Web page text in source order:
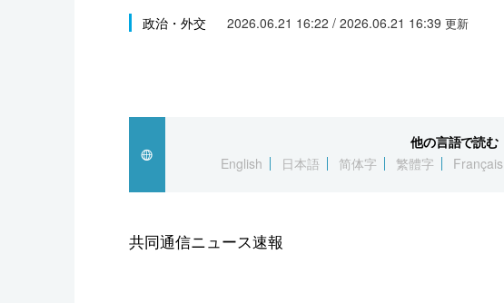
文化
スポーツ・東京2020
政治・外交 2026.06.21 16:22 / 2026.06.21 16:39 更新
他の言語で読む
English
日本語 简体字 繁體字 Français
共同通信ニュース速報